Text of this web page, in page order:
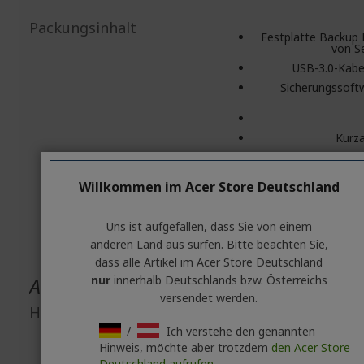
Packungsinhalt Festplatte Backup
von
USB-3.0-
NTFS-
Allgemeine Produktsicherheit
Herstellerinformationen
8F, No. 88, Section 1,
Willkommen im Acer Store Deutschland
Uns ist aufgefallen, dass Sie von einem
anderen Land aus surfen. Bitte beachten Sie,
dass alle Artikel im Acer Store Deutschland
nurinnerhalb Deutschlands bzw. Österreichs
versendet werden.
/
Ich verstehe den genannten
Hinweis, möchte aber trotzdem den Acer Store